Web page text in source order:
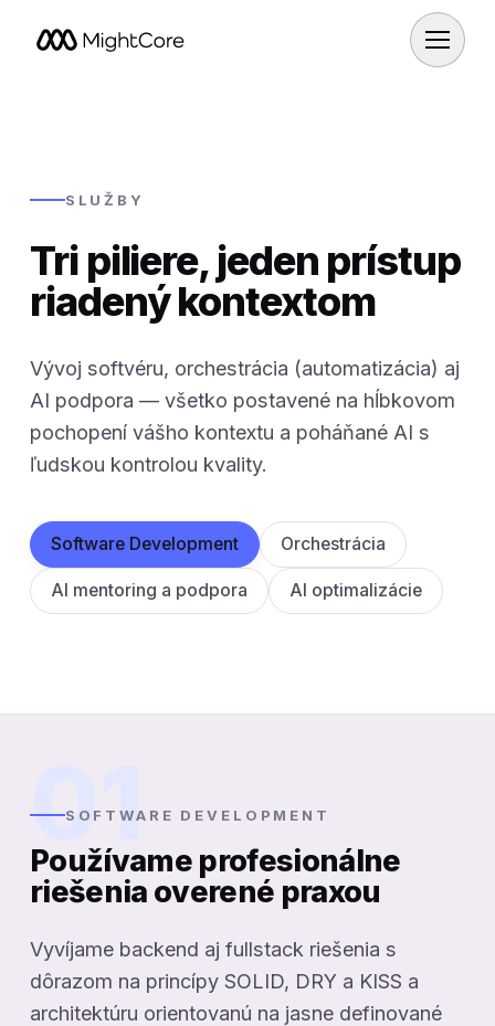
SLUŽBY
Tri piliere, jeden prístup
riadený kontextom
Vývoj softvéru, orchestrácia (automatizácia) aj
AI podpora — všetko postavené na hĺbkovom
pochopení vášho kontextu a poháňané AI s
ľudskou kontrolou kvality.
Software Development Orchestrácia
AI mentoring a podpora AI optimalizácie
01
SOFTWARE DEVELOPMENT
Používame profesionálne
riešenia overené praxou
Vyvíjame backend aj fullstack riešenia s
dôrazom na princípy SOLID, DRY a KISS a
architektúru orientovanú na jasne definované